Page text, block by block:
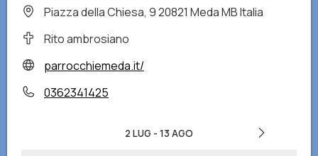
Piazza della Chiesa, 9 20821 Meda MB Italia
Rito ambrosiano
parrocchiemeda.it/
0362341425
2 LUG - 13 AGO